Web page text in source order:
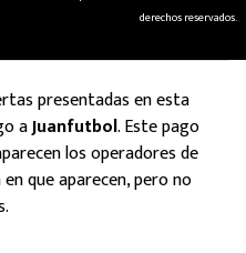
derechos reservados.
presentadas en esta
aJuanfutbol. Este pago
los operadores de
que aparecen, pero no